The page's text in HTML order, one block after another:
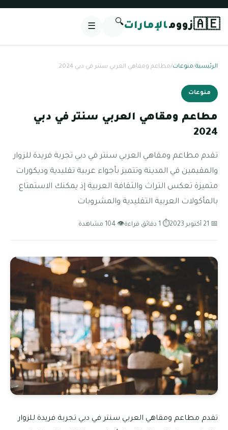
🇦🇪زوومالإمارات🔍
☰
الرئيسية/منوعات/مطاعم ومقاهي العربي سنتر في دبي 2024
منوعات
مطاعم ومقاهي العربي سنتر في دبي
2024
تقدم مطاعم ومقاهي العربي سنتر في دبي تجربة فريدة للزوار
والمقيمين في المدينة وتتميز بأجواء عربية تقليدية وديكورات
متميزة تعكس التراث والثقافة العربية إذ يمكنك الاستمتاع
بالمأكولات العربية التقليدية والمشروبات
📅 21 أكتوبر 2023 ⏱ 1 دقائق قراءة 👁 104 مشاهدة
تقدم مطاعم ومقاهي العربي سنتر في دبي تجربة فريدة للزوار